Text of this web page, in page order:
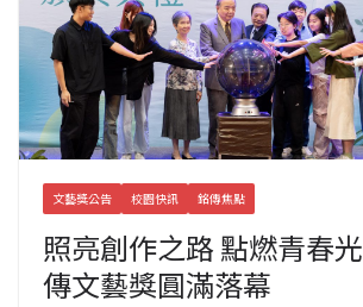
文藝獎公告 校園快訊 銘傳焦點
照亮創作之路 點燃青春
傳文藝獎圓滿落幕